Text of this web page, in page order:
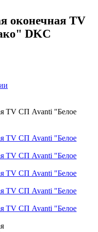
оконечная TV
DKC
TV СП Avanti "Белое